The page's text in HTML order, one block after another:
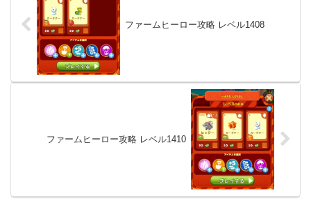
ファームヒーロー攻略 レベル1408
ファームヒーロー攻略 レベル1410